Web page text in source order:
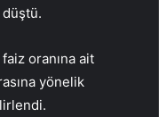
düştü.
oranına ait
yönelik